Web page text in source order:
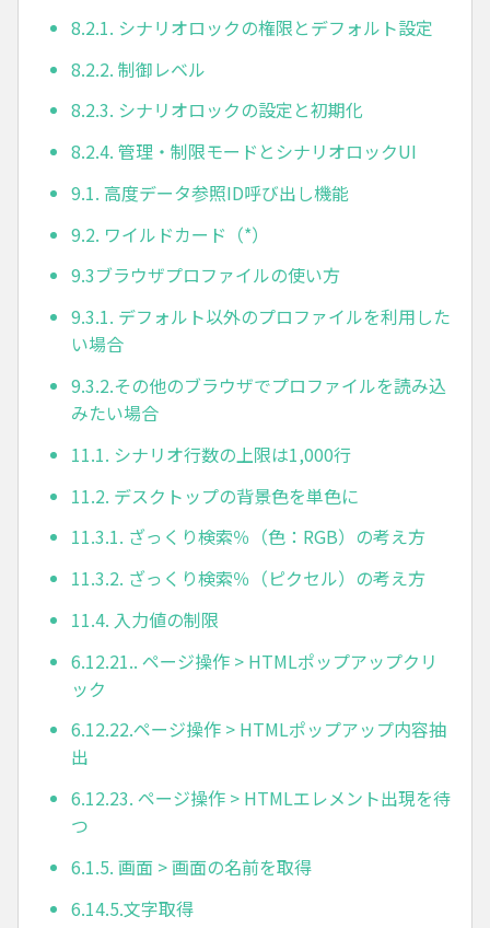
8.2.1. シナリオロックの権限とデフォルト設定
8.2.2. 制御レベル
8.2.3. シナリオロックの設定と初期化
8.2.4. 管理・制限モードとシナリオロックUI
9.1. 高度データ参照ID呼び出し機能
9.2. ワイルドカード（*）
9.3ブラウザプロファイルの使い方
9.3.1. デフォルト以外のプロファイルを利用した
い場合
9.3.2.その他のブラウザでプロファイルを読み込
みたい場合
11.1. シナリオ行数の上限は1,000行
11.2. デスクトップの背景色を単色に
11.3.1. ざっくり検索％（色：RGB）の考え方
11.3.2. ざっくり検索％（ピクセル）の考え方
11.4. 入力値の制限
6.12.21.. ページ操作 > HTMLポップアップクリ
ック
6.12.22.ページ操作 > HTMLポップアップ内容抽
出
6.12.23. ページ操作 > HTMLエレメント出現を待
つ
6.1.5. 画面 > 画面の名前を取得
6.14.5.文字取得